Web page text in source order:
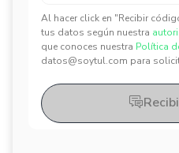
Al hacer click en "Recibir
tus datos según nuestra
que conoces nuestra Política
datos@soytul.com para